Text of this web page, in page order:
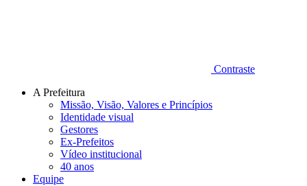
Contraste
A Prefeitura
Missão, Visão, Valores e Princípios
Identidade visual
Gestores
Ex-Prefeitos
Vídeo institucional
40 anos
Equipe